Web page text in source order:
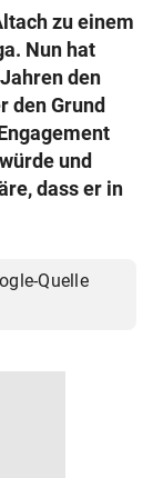
zu einem
Nun hat
den
den Grund
und
dass er in
Quelle